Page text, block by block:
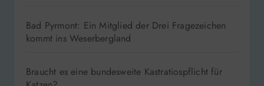
Bad Pyrmont: Ein Mitglied der Drei Fragezeichen
kommt ins Weserbergland
Braucht es eine bundesweite Kastratiospflicht für